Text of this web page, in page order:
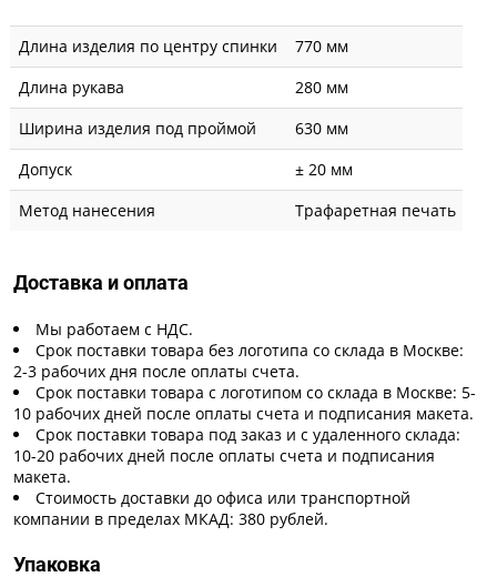
Длина изделия по центру спинки
770 мм
Длина рукава
280 мм
Ширина изделия под проймой
630 мм
Допуск
± 20 мм
Метод нанесения
Трафаретная печать
Доставка и оплата
Мы работаем с НДС.
Срок поставки товара без логотипа со склада в Москве:
2-3 рабочих дня после оплаты счета.
Срок поставки товара с логотипом со склада в Москве: 5-
10 рабочих дней после оплаты счета и подписания макета.
Срок поставки товара под заказ и с удаленного склада:
10-20 рабочих дней после оплаты счета и подписания
макета.
Стоимость доставки до офиса или транспортной
компании в пределах МКАД: 380 рублей.
Упаковка